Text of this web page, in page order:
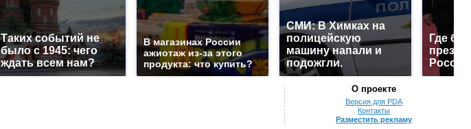
Таких событий не
было с 1945: чего
ждать всем нам?
В магазинах России
ажиотаж из-за этого
продукта: что купить?
СМИ: В Химках на
полицейскую
машину напали и
подожгли.
Где
О проекте
Версия для PDA
Контакты
Разместить рекламу